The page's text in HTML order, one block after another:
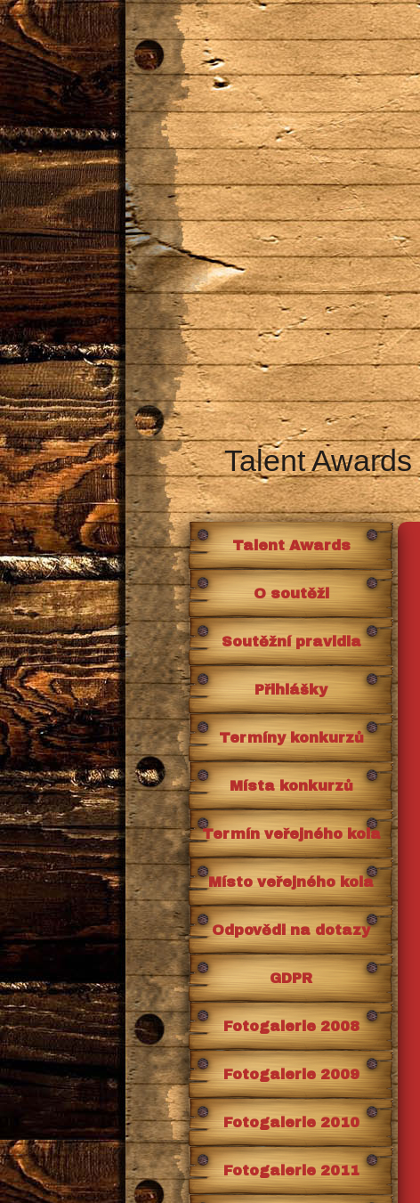
Talent Awards
Talent Awards
O soutěži
Soutěžní pravidla
Přihlášky
Termíny konkurzů
Místa konkurzů
Termín veřejného kola
Místo veřejného kola
Odpovědi na dotazy
GDPR
Fotogalerie 2008
Fotogalerie 2009
Fotogalerie 2010
Fotogalerie 2011